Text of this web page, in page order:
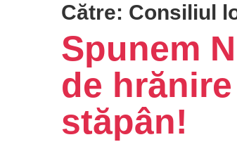
Către: Consiliul
Spunem
de
stăpân!